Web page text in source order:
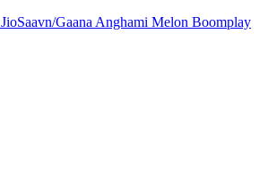
JioSaavn/Gaana Anghami Melon Boomplay